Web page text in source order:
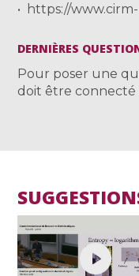
https://www.cirm-
DERNIÈRES
Pour poser une
doit être